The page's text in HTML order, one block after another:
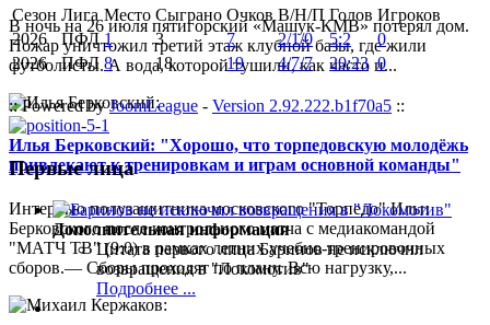
В ночь на 26 июля пятигорский «Машук-КМВ» потерял дом.
Пожар уничтожил третий этаж клубной базы, где жили
футболисты. А вода, которой тушили, как часто и...
Илья Берковский: "Хорошо, что торпедовскую молодёжь
привлекают к тренировкам и играм основной команды"
Интервью полузащитника московского "Торпедо" Ильи
Берковского после контрольного матча с медиакомандой
"МАТЧ ТВ" (9:0) в рамках летних учебно-тренировочных
сборов.— Сборы проходят по плану. Всю нагрузку,...
Сезон Лига Место Сыграно Очков В/Н/П Голов Игроков
2026
ПФЛ 1 3 7 2/1/0 5:2
0
2026
ПФЛ 8 18 19 4/7/7 20:23 0
:: Powered byJoomLeague - Version 2.92.222.b1f70a5 ::
Первые лица
Дополнительная информация
Цитата первого лица Баринов не исключил
возвращения в "Локомотив"
Подробнее ...